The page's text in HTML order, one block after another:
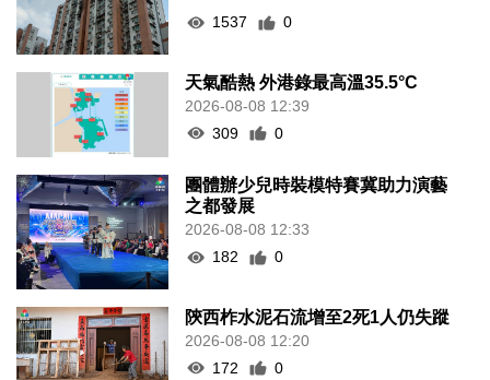
1537
0
天氣酷熱 外港錄最高溫35.5°C
2026-08-08 12:39
309
0
團體辦少兒時裝模特賽冀助力演藝
之都發展
2026-08-08 12:33
182
0
陝西柞水泥石流增至2死1人仍失蹤
2026-08-08 12:20
172
0